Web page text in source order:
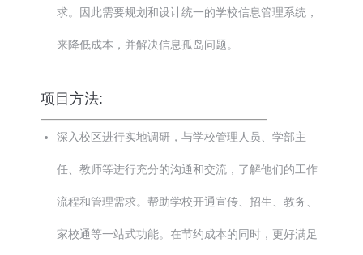
求。因此需要规划和设计统一的学校信息管理系统，
来降低成本，并解决信息孤岛问题。
项目方法:
深入校区进行实地调研，与学校管理人员、学部主
任、教师等进行充分的沟通和交流，了解他们的工作
流程和管理需求。帮助学校开通宣传、招生、教务、
家校通等一站式功能。在节约成本的同时，更好满足